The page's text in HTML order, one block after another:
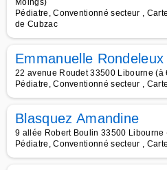
Moings)
Pédiatre, Conventionné secteur ,
de Cubzac
Emmanuelle Rondeleux
22 avenue Roudet 33500 Libourne (à
Pédiatre, Conventionné secteur ,
Blasquez Amandine
9 allée Robert Boulin 33500 Libourne
Pédiatre, Conventionné secteur ,